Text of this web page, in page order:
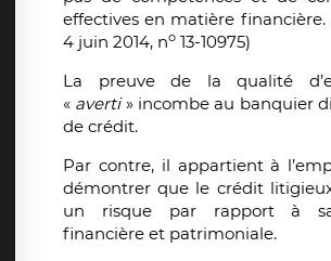
effectives en matière financière.
4 juin 2014, no 13-10975)
La preuve de la qualité
« averti» incombe au banquier
de crédit.
Par contre, il appartient à
démontrer que le crédit
un risque par rapport à
financière et patrimoniale.